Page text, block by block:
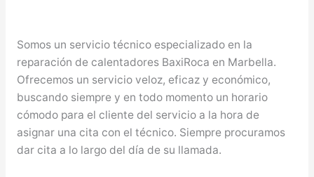
Somos un servicio técnico especializado en la
reparación de calentadores BaxiRoca en Marbella.
Ofrecemos un servicio veloz, eficaz y económico,
buscando siempre y en todo momento un horario
cómodo para el cliente del servicio a la hora de
asignar una cita con el técnico. Siempre procuramos
dar cita a lo largo del día de su llamada.